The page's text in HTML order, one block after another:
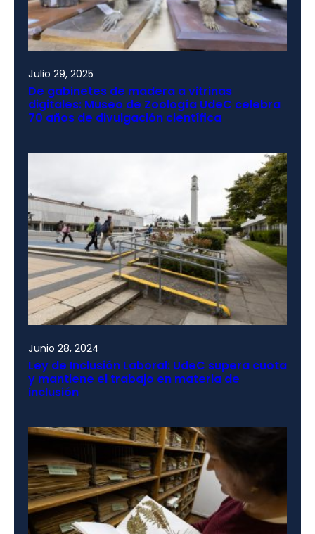
Julio 29, 2025
De gabinetes de madera a vitrinas
digitales: Museo de Zoología UdeC celebra
70 años de divulgación científica
Junio 28, 2024
Ley de Inclusión Laboral: UdeC supera cuota
y mantiene el trabajo en materia de
inclusión